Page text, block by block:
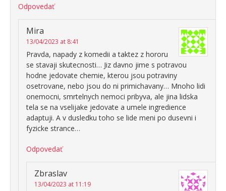
Odpovedať
Mira
13/04/2023 at 8:41
Pravda, napady z komedii a taktez z hororu
se stavaji skutecnosti… Jiz davno jime s potravou
hodne jedovate chemie, kterou jsou potraviny
osetrovane, nebo jsou do ni primichavany… Mnoho lidi
onemocni, smrtelnych nemoci pribyva, ale jina lidska
tela se na vselijake jedovate a umele ingredience
adaptuji. A v dusledku toho se lide meni po dusevni i
fyzicke strance…
Odpovedať
Zbraslav
13/04/2023 at 11:19